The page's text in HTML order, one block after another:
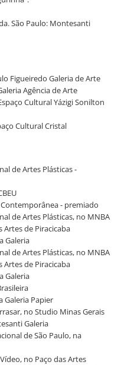
São Paulo: Montesanti
Figueiredo Galeria de Arte
Agência de Arte
Cultural Yázigi Sonilton
Cultural Cristal
de Artes Plásticas -
Contemporânea - premiado
de Artes Plásticas, no MNBA
Artes de Piracicaba
Galeria
de Artes Plásticas, no MNBA
Artes de Piracicaba
Galeria
Galeria Papier
no Studio Minas Gerais
Galeria
de São Paulo, na
no Paço das Artes